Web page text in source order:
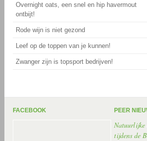
Overnight oats, een snel en hip havermout
ontbijt!
Rode wijn is niet gezond
Leef op de toppen van je kunnen!
Zwanger zijn is topsport bedrijven!
FACEBOOK PEER
Natuurlijke
tijdens de